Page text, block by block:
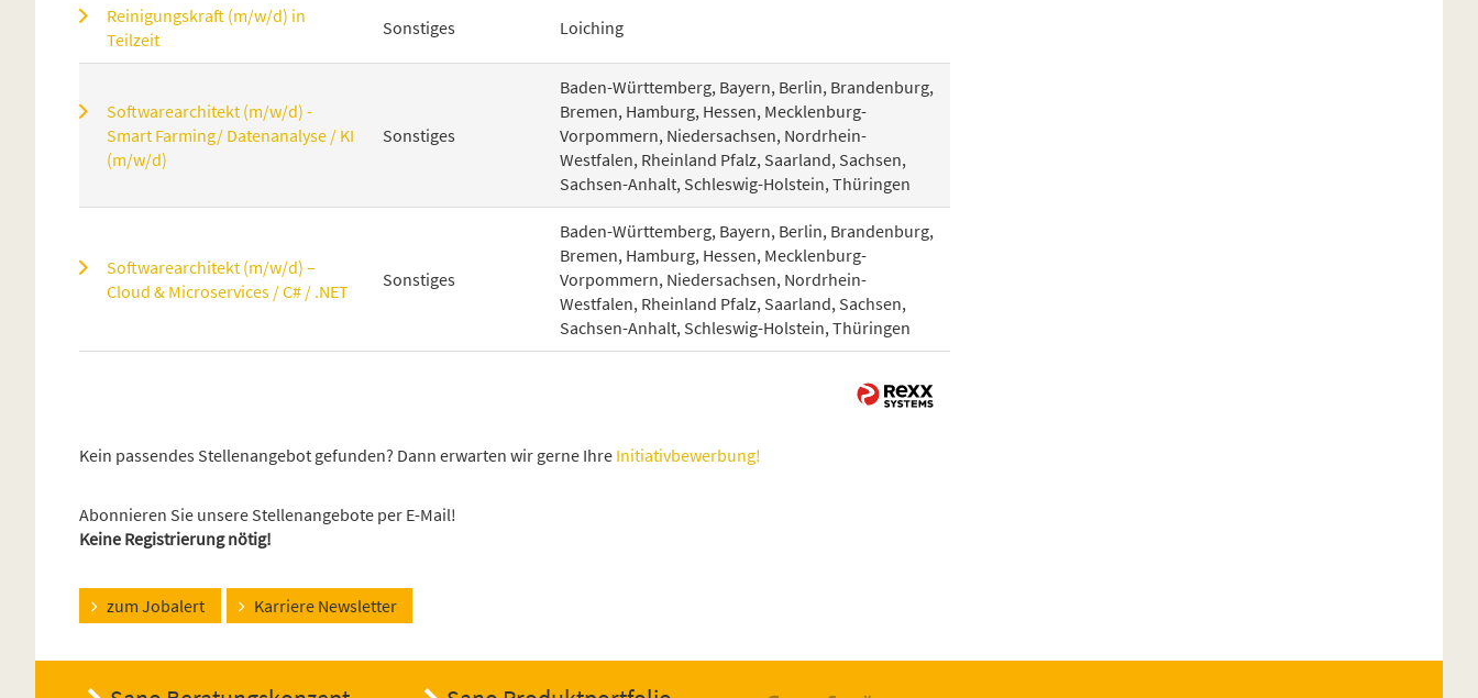
Reinigungskraft (m/w/d) in
Teilzeit
Sonstiges Loiching
Softwarearchitekt (m/w/d) -
Smart Farming/ Datenanalyse / KI
(m/w/d)
Sonstiges
Baden-Württemberg, Bayern, Berlin, Brandenburg,
Bremen, Hamburg, Hessen, Mecklenburg-
Vorpommern, Niedersachsen, Nordrhein-
Westfalen, Rheinland Pfalz, Saarland, Sachsen,
Sachsen-Anhalt, Schleswig-Holstein, Thüringen
Softwarearchitekt (m/w/d) –
Cloud & Microservices / C# / .NET
Sonstiges
Baden-Württemberg, Bayern, Berlin, Brandenburg,
Bremen, Hamburg, Hessen, Mecklenburg-
Vorpommern, Niedersachsen, Nordrhein-
Westfalen, Rheinland Pfalz, Saarland, Sachsen,
Sachsen-Anhalt, Schleswig-Holstein, Thüringen
Kein passendes Stellenangebot gefunden? Dann erwarten wir gerne Ihre Initiativbewerbung!
Abonnieren Sie unsere Stellenangebote per E-Mail!
Keine Registrierung nötig!
zum Jobalert Karriere Newsletter